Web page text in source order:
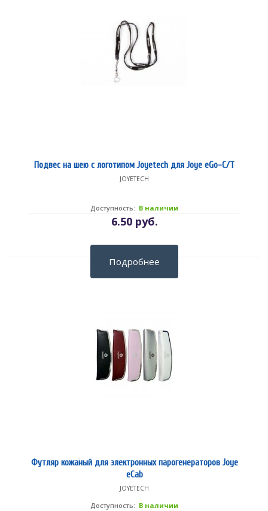
Подвес на шею с логотипом Joyetech для Joye eGo-C/T
JOYETECH
6.50 руб.
Доступность: В наличии
Подробнее
Футляр кожаный для электронных парогенераторов Joye
eCab
JOYETECH
Доступность: В наличии